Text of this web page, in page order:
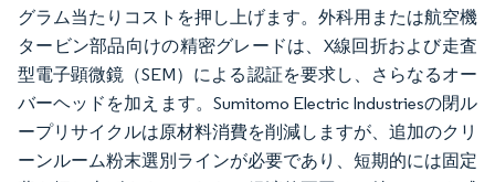
グラム当たりコストを押し上げます。外科用または航空機
タービン部品向けの精密グレードは、X線回折および走査
型電子顕微鏡（SEM）による認証を要求し、さらなるオー
バーヘッドを加えます。Sumitomo Electric Industriesの閉ル
ープリサイクルは原材料消費を削減しますが、追加のクリ
ーンルーム粉末選別ラインが必要であり、短期的には固定